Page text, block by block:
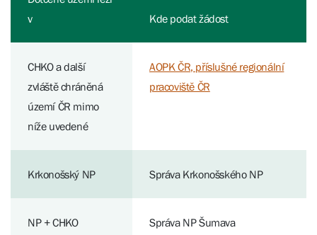
v
Kde podat žádost
CHKO a další
zvláště chráněná
území ČR mimo
níže uvedené
AOPK ČR, příslušné regionální
pracoviště ČR
Krkonošský NP Správa Krkonošského NP
NP + CHKO
Správa NP Šumava